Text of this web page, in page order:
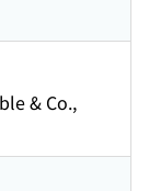
& Co.,